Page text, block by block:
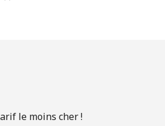
le moins cher !